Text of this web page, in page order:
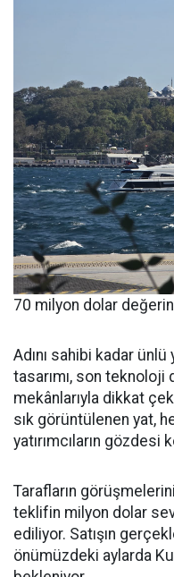
70 milyon dolar
Adını sahibi kadar
tasarımı, son teknoloji
mekânlarıyla dikkat
sık görüntülenen yat,
yatırımcıların gözdesi
Tarafların
teklifin milyon dolar
ediliyor. Satışın
önümüzdeki aylarda